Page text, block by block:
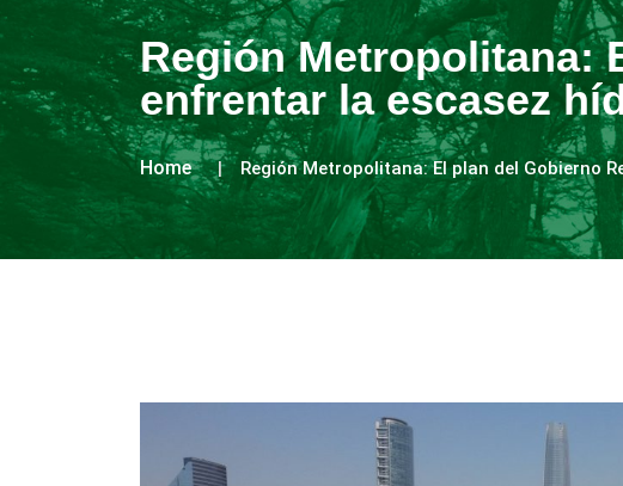
Región Metropolitana:
enfrentar la escasez
Home Región Metropolitana: El plan del Gobierno